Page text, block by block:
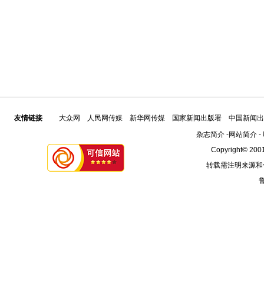
友情链接 大众网 人民网传媒 新华网传媒 国家新闻出版署
中国新闻
杂志简介-网站简介-
Copyright©
转载需注明来源